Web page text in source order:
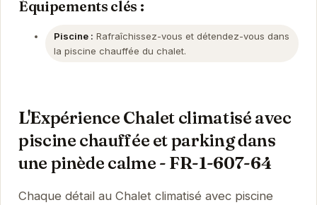
Équipements clés :
Piscine : Rafraîchissez-vous et détendez-vous dans
la piscine chauffée du chalet.
L'Expérience Chalet climatisé avec
piscine chauffée et parking dans
une pinède calme - FR-1-607-64
Chaque détail au Chalet climatisé avec piscine